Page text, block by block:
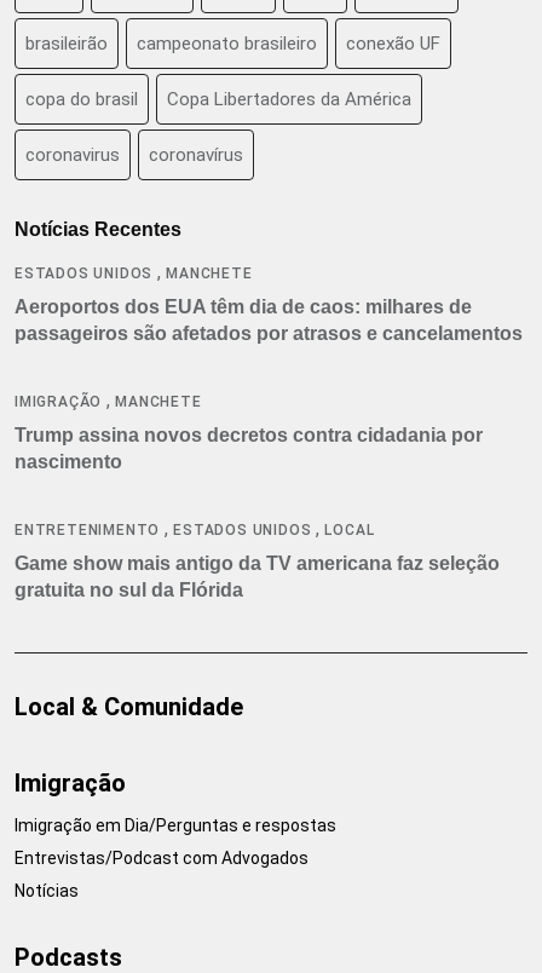
brasileirão campeonato brasileiro conexão UF
copa do brasil Copa Libertadores da América
coronavirus coronavírus
Notícias Recentes
ESTADOS UNIDOS ,MANCHETE
Aeroportos dos EUA têm dia de caos: milhares de
passageiros são afetados por atrasos e cancelamentos
IMIGRAÇÃO ,MANCHETE
Trump assina novos decretos contra cidadania por
nascimento
ENTRETENIMENTO ,ESTADOS UNIDOS ,LOCAL
Game show mais antigo da TV americana faz seleção
gratuita no sul da Flórida
Local & Comunidade
Imigração
Imigração em Dia/Perguntas e respostas
Entrevistas/Podcast com Advogados
Notícias
Podcasts